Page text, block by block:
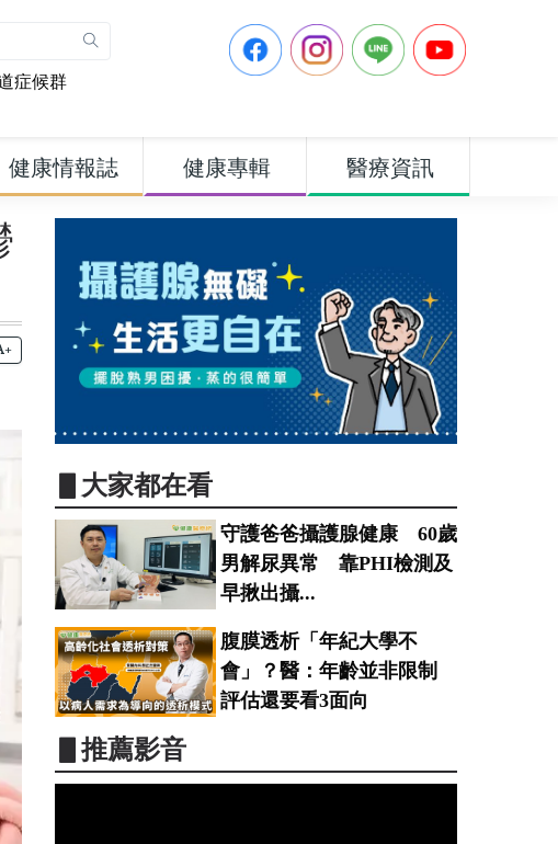
症候群
健康情報誌 健康專輯 醫療資訊
+
▋大家都在看
守護爸爸攝護腺健康 60歲
男解尿異常 靠PHI檢測及
早揪出攝...
腹膜透析「年紀大學不
會」？醫：年齡並非限制
評估還要看3面向
▋推薦影音